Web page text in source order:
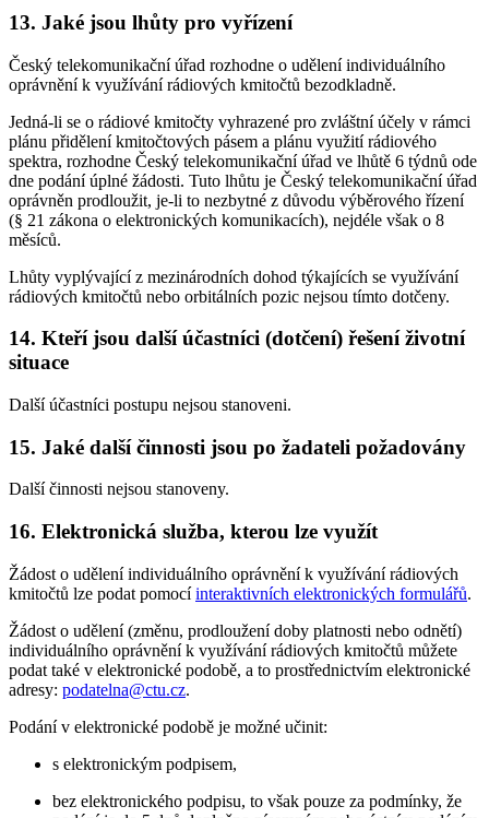
13. Jaké jsou lhůty pro vyřízení
Český telekomunikační úřad rozhodne o udělení individuálního
oprávnění k využívání rádiových kmitočtů bezodkladně.
Jedná-li se o rádiové kmitočty vyhrazené pro zvláštní účely v rámci
plánu přidělení kmitočtových pásem a plánu využití rádiového
spektra, rozhodne Český telekomunikační úřad ve lhůtě 6 týdnů ode
dne podání úplné žádosti. Tuto lhůtu je Český telekomunikační úřad
oprávněn prodloužit, je-li to nezbytné z důvodu výběrového řízení
(§ 21 zákona o elektronických komunikacích), nejdéle však o 8
měsíců.
Lhůty vyplývající z mezinárodních dohod týkajících se využívání
rádiových kmitočtů nebo orbitálních pozic nejsou tímto dotčeny.
14. Kteří jsou další účastníci (dotčení) řešení životní
situace
Další účastníci postupu nejsou stanoveni.
15. Jaké další činnosti jsou po žadateli požadovány
Další činnosti nejsou stanoveny.
16. Elektronická služba, kterou lze využít
Žádost o udělení individuálního oprávnění k využívání rádiových
kmitočtů lze podat pomocíinteraktivních elektronických formulářů.
Žádost o udělení (změnu, prodloužení doby platnosti nebo odnětí)
individuálního oprávnění k využívání rádiových kmitočtů můžete
podat také v elektronické podobě, a to prostřednictvím elektronické
adresy: podatelna@ctu.cz.
Podání v elektronické podobě je možné učinit:
s elektronickým podpisem,
bez elektronického podpisu, to však pouze za podmínky, že